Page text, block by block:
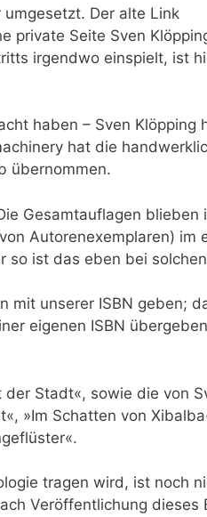
Der alte Link
private Seite Sven
irgendwo einspielt, ist
haben – Sven Klöpping
hat die
übernommen.
Gesamtauflagen blieben
Autorenexemplaren) im
so ist das eben bei
mit unserer ISBN geben;
eigenen ISBN
Stadt«, sowie die von
»Im Schatten von
tragen wird, ist noch
Veröffentlichung dieses